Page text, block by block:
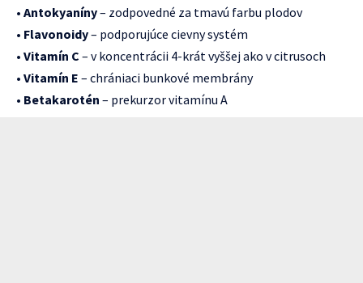
• Antokyaníny– zodpovedné za tmavú farbu plodov
• Flavonoidy– podporujúce cievny systém
• Vitamín C – v koncentrácii 4-krát vyššej ako v citrusoch
• Vitamín E – chrániaci bunkové membrány
• Betakarotén – prekurzor vitamínu A